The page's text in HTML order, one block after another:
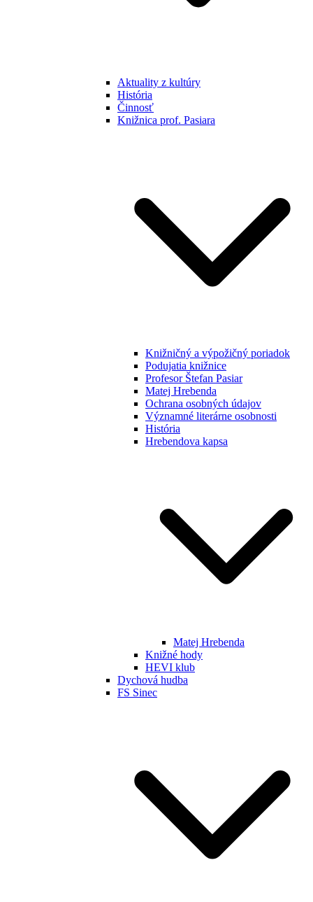
Aktuality z kultúry
História
Činnosť
Knižnica prof. Pasiara
Knižničný a výpožičný poriadok
Podujatia knižnice
Profesor Štefan Pasiar
Matej Hrebenda
Ochrana osobných údajov
Významné literárne osobnosti
História
Hrebendova kapsa
Matej Hrebenda
Knižné hody
HEVI klub
Dychová hudba
FS Sinec